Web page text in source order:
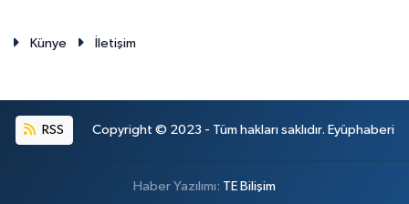
Künye İletişim
RSS Copyright © 2023 - Tüm hakları saklıdır. Eyüphaberi
Haber Yazılımı: TE Bilişim